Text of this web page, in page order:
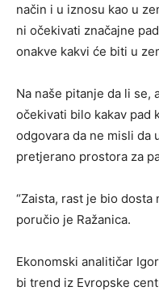
način i u iznosu kao u
ni očekivati značajne
onakve kakvi će biti u
Na naše pitanje da li se,
očekivati bilo kakav pad
odgovara da ne misli da
pretjerano prostora za
“Zaista, rast je bio dosta
poručio je Ražanica.
Ekonomski analitičar
bi trend iz Evropske